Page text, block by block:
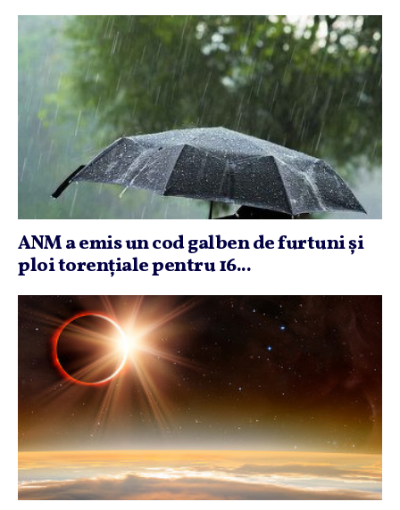
ANM a emis un cod galben de furtuni şi
ploi torenţiale pentru 16...